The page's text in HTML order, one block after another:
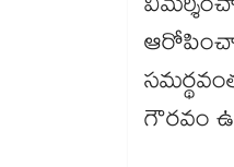
గౌరవం